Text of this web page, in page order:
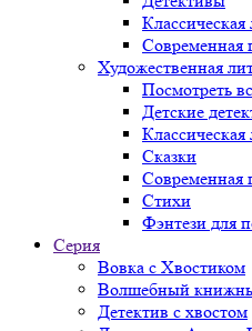
Классическая
Современная
Художественная
Посмотреть
Детские
Классическая
Сказки
Современная
Стихи
Фэнтези для
Серия
Вовка с Хвостиком
Волшебный
Детектив с хвостом